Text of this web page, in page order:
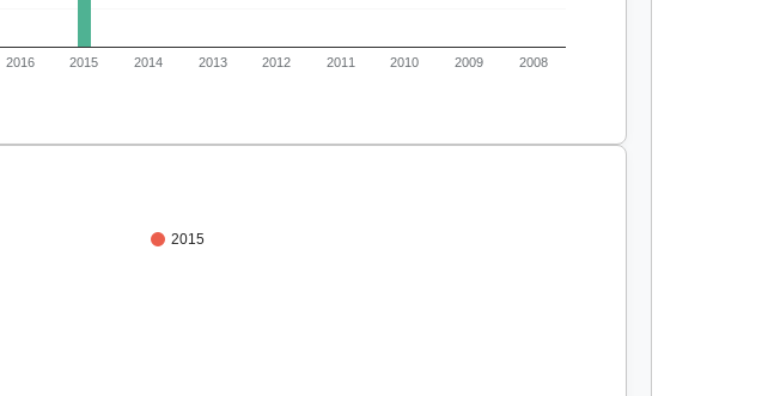
2016 2015 2014 2013 2012 2011 2010 2009 2008
2015